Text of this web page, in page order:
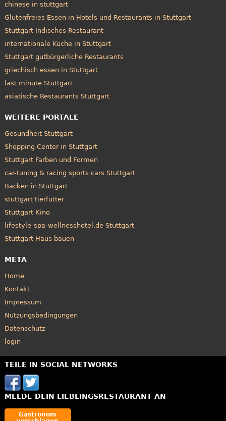
chinese in stuttgart
Glutenfreies Essen in Hotels und Restaurants in Stuttgart
Stuttgart Indisches Restaurant
internationale Küche in Stuttgart
Stuttgart gutbürgerliche Restaurants
griechisch essen in Stuttgart
last minute Stuttgart
asiatische Restaurants Stuttgart
WEITERE PORTALE
Gesundheit Stuttgart
Shopping Center in Stuttgart
Stuttgart Farben und Formen
car-tuning & racing sports cars Stuttgart
Backen in Stuttgart
stuttgart tierfutter
Stuttgart Kino
lifestyle-spa-wellnesshotel.de Stuttgart
Stuttgart Haus bauen
META
Home
Kontakt
Impressum
Nutzungsbedingungen
Datenschutz
login
TEILE IN SOCIAL NETWORKS
MELDE DEIN LIEBLINGSRESTAURANT AN
Gastronom